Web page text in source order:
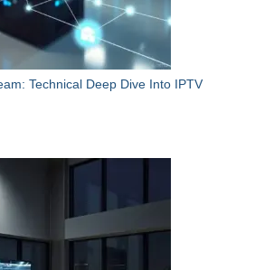
Technical Deep Dive Into IPTV